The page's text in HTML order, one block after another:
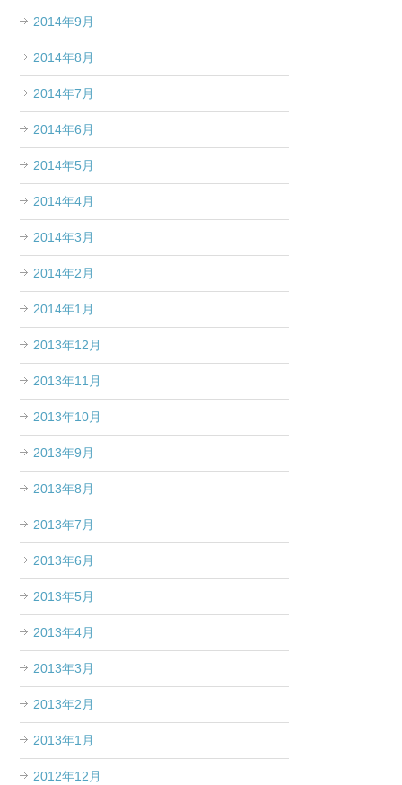
2014年9月
2014年8月
2014年7月
2014年6月
2014年5月
2014年4月
2014年3月
2014年2月
2014年1月
2013年12月
2013年11月
2013年10月
2013年9月
2013年8月
2013年7月
2013年6月
2013年5月
2013年4月
2013年3月
2013年2月
2013年1月
2012年12月